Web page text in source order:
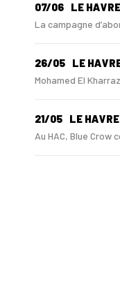
07/06 LE
La campagne
26/05 LE
Mohamed El
21/05 LE
Au HAC, Blue Crow
LE
Emmy Lefèvre et